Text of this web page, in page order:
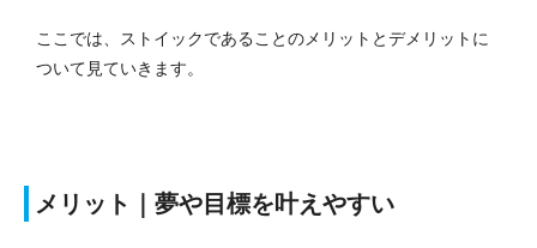
ここでは、ストイックであることのメリットとデメリットに
ついて見ていきます。
メリット｜夢や目標を叶えやすい